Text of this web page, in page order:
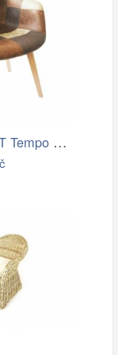
Křeslo TERST Tempo Kondela